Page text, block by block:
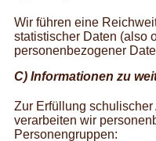
Wir führen eine
statistischer Daten (also
personenbezogener
C) Informationen zu
Zur Erfüllung
verarbeiten wir
Personengruppen: